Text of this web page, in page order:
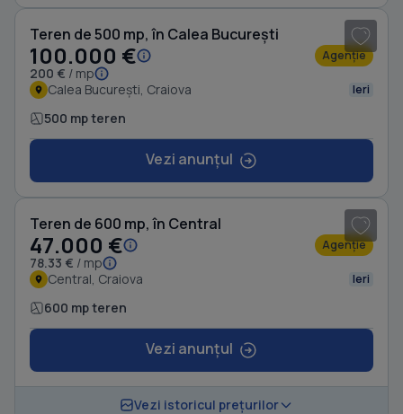
Teren de 500 mp, în Calea București
100.000 €
200 € / mp
Agenție
Calea București, Craiova Ieri
500 mp teren
Vezi anunțul
Teren de 600 mp, în Central
47.000 €
78.33 € / mp
Agenție
Central, Craiova Ieri
600 mp teren
Vezi anunțul
Vezi istoricul prețurilor